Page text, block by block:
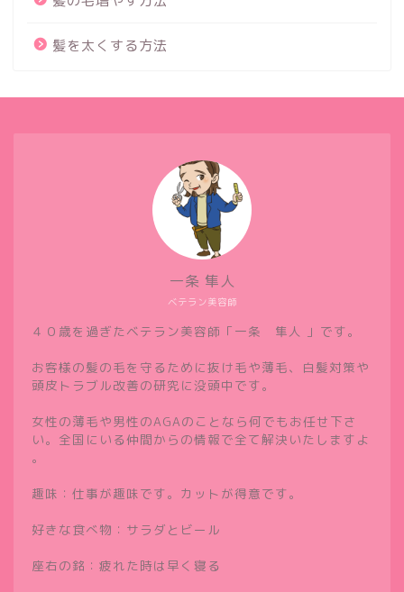
髪を太くする方法
ベテラン美容師
一条 隼人
４０歳を過ぎたベテラン美容師「一条 隼人 」です。
お客様の髪の毛を守るために抜け毛や薄毛、白髪対策や
頭皮トラブル改善の研究に没頭中です。
女性の薄毛や男性のAGAのことなら何でもお任せ下さ
い。全国にいる仲間からの情報で全て解決いたしますよ
。
趣味：仕事が趣味です。カットが得意です。
好きな食べ物：サラダとビール
座右の銘：疲れた時は早く寝る